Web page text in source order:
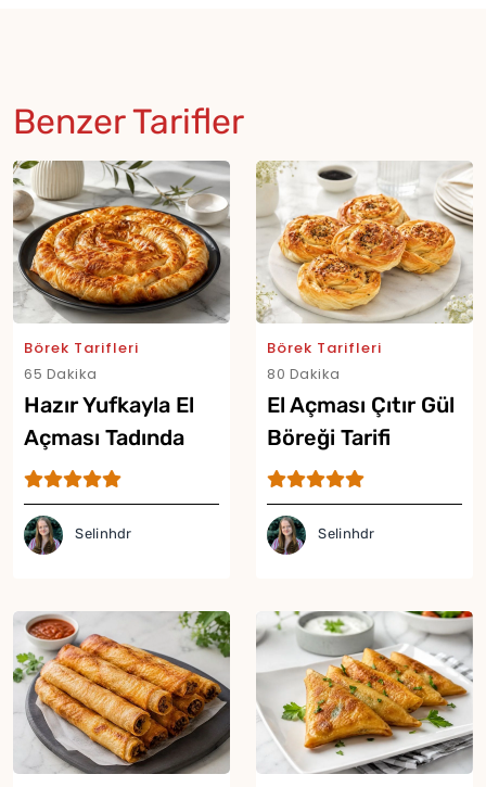
Benzer Tarifler
Börek Tarifleri
65 Dakika
Hazır Yufkayla El
Açması Tadında
Çıtır Börek Tarifi
Selinhdr
Börek Tarifleri
80 Dakika
El Açması Çıtır Gül
Böreği Tarifi
Selinhdr